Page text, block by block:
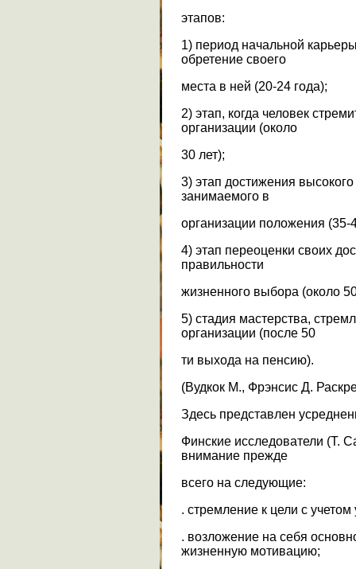
этапов:
1) период начальной
обретение своего
места в ней (20-24 года);
2) этап, когда человек
организации (около
30 лет);
3) этап достижения
занимаемого в
организации положения (35-
4) этап переоценки своих
правильности
жизненного выбора (около
5) стадия мастерства,
организации (после 50
ти выхода на пенсию).
(Вудкок М., Фрэнсис Д.
Здесь представлен
Финские исследователи (Т.
внимание прежде
всего на следующие:
. стремление к цели с
. возложение на себя
жизненную мотивацию;